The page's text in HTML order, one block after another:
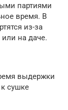
партиями
время. В
из-за
или на даче.
выдержки
сушке